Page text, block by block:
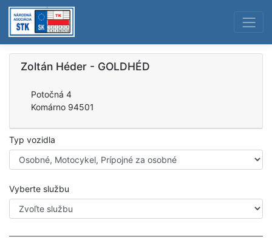
Zoltán Héder - GOLDHÉD
Potočná 4
Komárno 94501
Typ vozidla
Vyberte službu